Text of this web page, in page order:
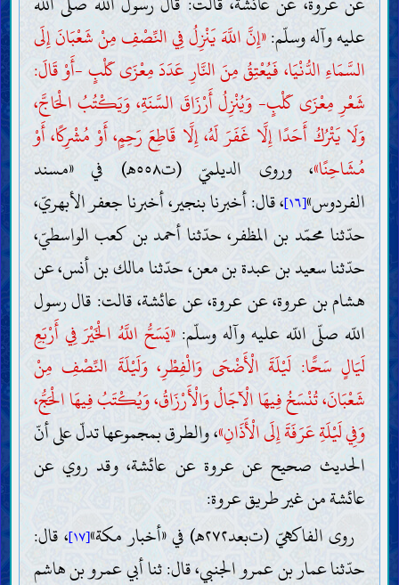
عليه وآله وسلّم:«إِنَّ اللَّهَ يَنْزِلُ فِي النِّصْفِ مِنْ شَعْبَانَ إِلَى
السَّمَاءِ الدُّنْيَا، فَيُعْتِقُ مِنَ النَّارِ عَدَدَ مِعْزَى كَلْبٍ -أَوْ قَالَ:
شَعْرِ مِعْزَى كَلْبٍ- وَيُنْزِلُ أَرْزَاقَ السَّنَةِ، وَيَكْتُبُ الْحَاجَّ،
وَلَا يَتْرُكُ أَحَدًا إِلَّا غَفَرَ لَهُ، إِلَّا قَاطِعَ رَحِمٍ، أَوْ مُشْرِكًا، أَوْ
مُشَاحِنًا»
، وروى الديلميّ (ت٥٥٨هـ) في «مسند
الفردوس»[١٦]
، قال: أخبرنا بنجير، أخبرنا جعفر الأبهريّ،
حدّثنا محمّد بن المظفر، حدّثنا أحمد بن كعب الواسطيّ،
حدّثنا سعيد بن عبدة بن معن، حدّثنا مالك بن أنس، عن
هشام بن عروة، عن عروة، عن عائشة، قالت: قال رسول
اللّه صلّى اللّه عليه وآله وسلّم: «يَسَحُّ اللَّهُ الْخَيْرَ فِي أَرْبَعِ
لَيَالٍ سَحًّا: لَيْلَةَ الْأَضْحَى وَالْفِطْرِ، وَلَيْلَةَ النِّصْفِ مِنْ
شَعْبَانَ، تُنْسَخُ فِيهَا الْآجَالُ وَالْأَرْزَاقُ، وَيُكْتَبُ فِيهَا الْحَجُّ،
وَفِي لَيْلَةِ عَرَفَةَ إِلَى الْأَذَانِ»، والطرق بمجموعها تدلّ على أنّ
الحديث صحيح عن عروة عن عائشة، وقد روي عن
عائشة من غير طريق عروة:
روى الفاكهيّ (ت‌بعد٢٧٢هـ) في «أخبار مكة»
[١٧] ، قال:
حدّثنا عمار بن عمرو الجنبي، قال: ثنا أبي عمرو بن هاشم